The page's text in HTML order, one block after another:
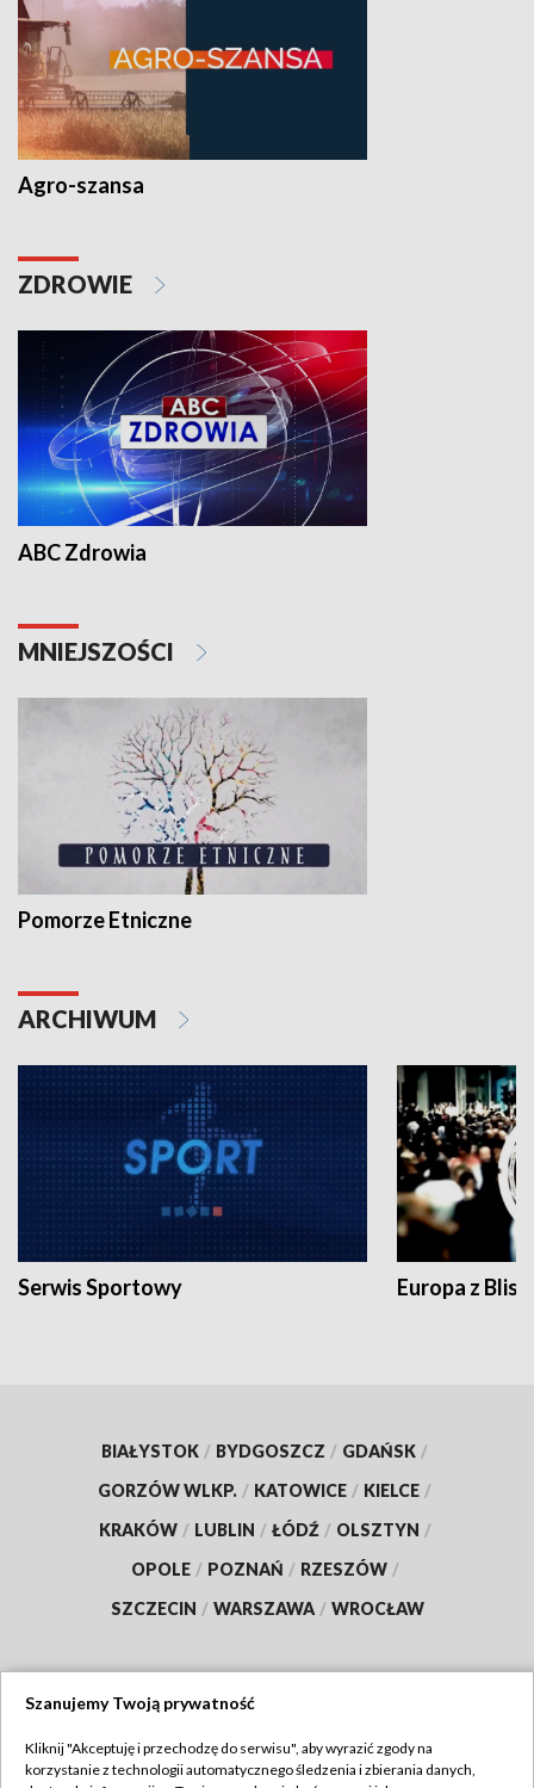
Agro-szansa
ZDROWIE
ABC Zdrowia
MNIEJSZOŚCI
Pomorze Etniczne
ARCHIWUM
Serwis Sportowy Europa z
BIAŁYSTOK / BYDGOSZCZ / GDAŃSK /
GORZÓW WLKP. / KATOWICE / KIELCE /
KRAKÓW / LUBLIN / ŁÓDŹ / OLSZTYN /
OPOLE / POZNAŃ / RZESZÓW /
SZCZECIN / WARSZAWA / WROCŁAW
TVP
Szanujemy Twoją prywatność
Kliknij "Akceptuję i przechodzę do serwisu", aby wyrazić zgody na
korzystanie z technologii automatycznego śledzenia i zbierania danych,